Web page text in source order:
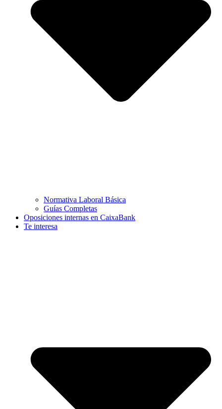
Normativa Laboral Básica
Guías Completas
Oposiciones internas en CaixaBank
Te interesa